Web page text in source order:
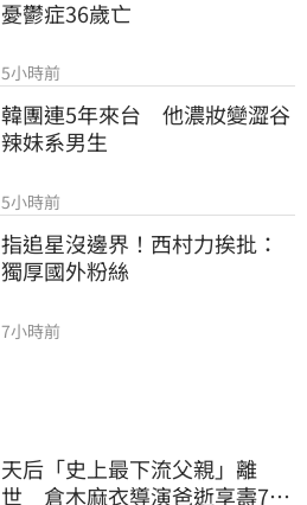
憂鬱症36歲亡
5小時前
韓團連5年來台　他濃妝變澀谷
辣妹系男生
5小時前
指追星沒邊界！西村力挨批：
獨厚國外粉絲
7小時前
天后「史上最下流父親」離
世 倉木麻衣導演爸逝享壽76